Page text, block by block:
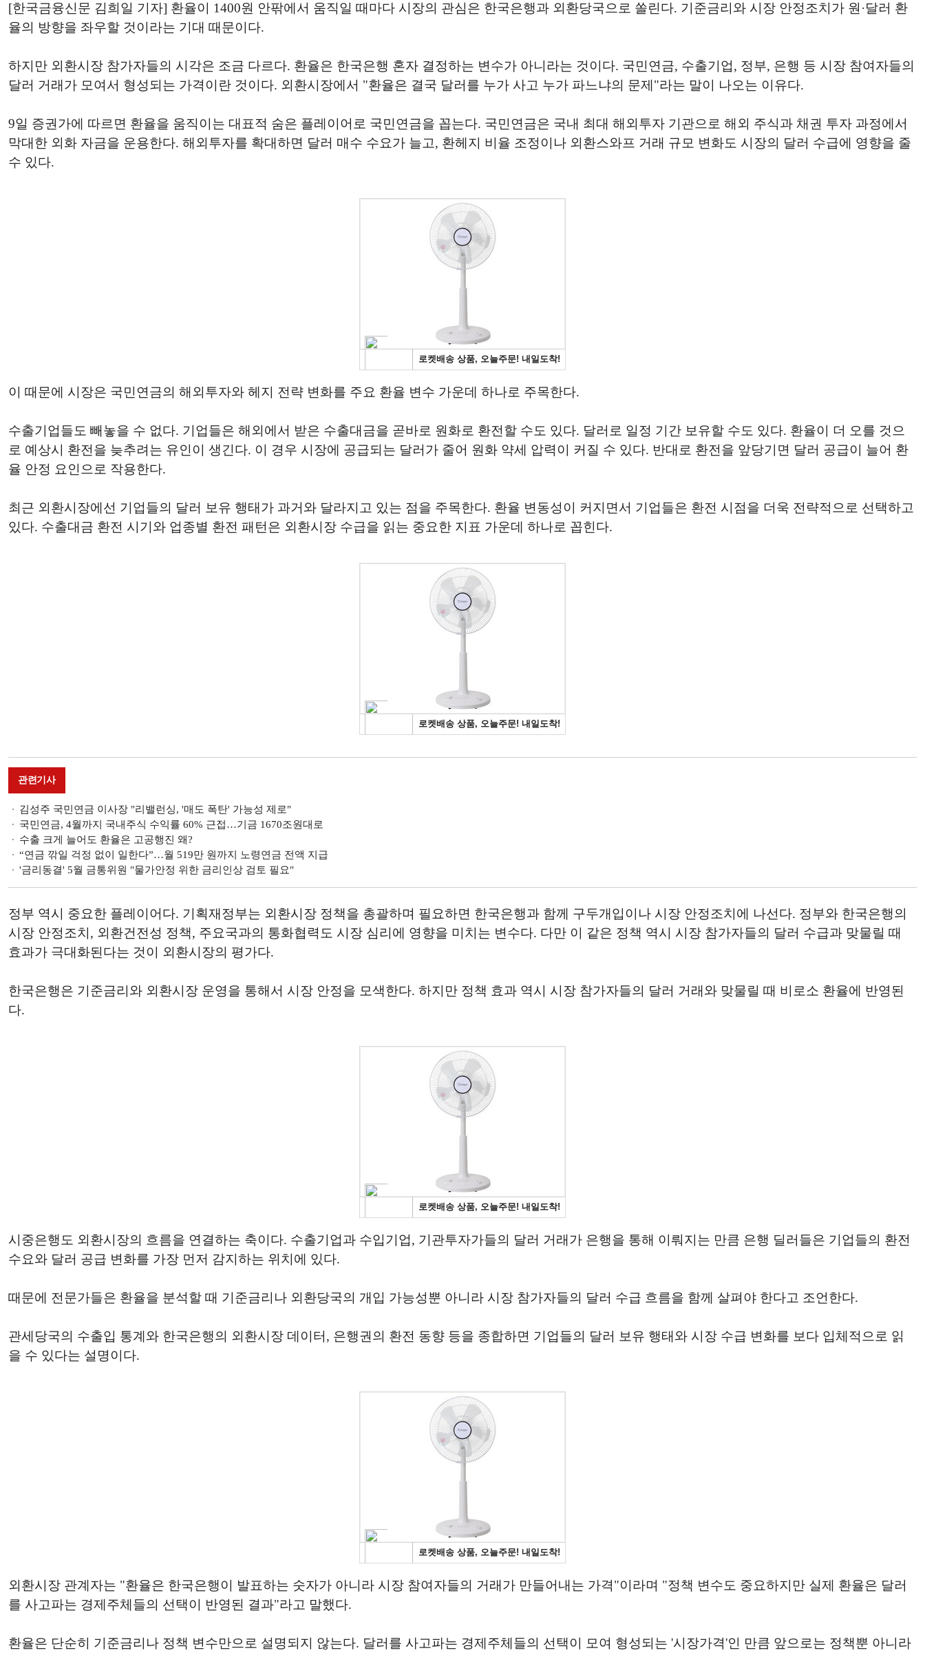
[한국금융신문 김희일 기자] 환율이 1400원 안팎에서 움직일 때마다 시장의 관심은 한국은행과 외환당국으로 쏠린다. 기준금리와 시장 안정조치가 원·달러 환
율의 방향을 좌우할 것이라는 기대 때문이다.
하지만 외환시장 참가자들의 시각은 조금 다르다. 환율은 한국은행 혼자 결정하는 변수가 아니라는 것이다. 국민연금, 수출기업, 정부, 은행 등 시장 참여자들의
달러 거래가 모여서 형성되는 가격이란 것이다. 외환시장에서 "환율은 결국 달러를 누가 사고 누가 파느냐의 문제"라는 말이 나오는 이유다.
9일 증권가에 따르면 환율을 움직이는 대표적 숨은 플레이어로 국민연금을 꼽는다. 국민연금은 국내 최대 해외투자 기관으로 해외 주식과 채권 투자 과정에서
막대한 외화 자금을 운용한다. 해외투자를 확대하면 달러 매수 수요가 늘고, 환헤지 비율 조정이나 외환스와프 거래 규모 변화도 시장의 달러 수급에 영향을 줄
수 있다.
이 때문에 시장은 국민연금의 해외투자와 헤지 전략 변화를 주요 환율 변수 가운데 하나로 주목한다.
수출기업들도 빼놓을 수 없다. 기업들은 해외에서 받은 수출대금을 곧바로 원화로 환전할 수도 있다. 달러로 일정 기간 보유할 수도 있다. 환율이 더 오를 것으
로 예상시 환전을 늦추려는 유인이 생긴다. 이 경우 시장에 공급되는 달러가 줄어 원화 약세 압력이 커질 수 있다. 반대로 환전을 앞당기면 달러 공급이 늘어 환
율 안정 요인으로 작용한다.
최근 외환시장에선 기업들의 달러 보유 행태가 과거와 달라지고 있는 점을 주목한다. 환율 변동성이 커지면서 기업들은 환전 시점을 더욱 전략적으로 선택하고
있다. 수출대금 환전 시기와 업종별 환전 패턴은 외환시장 수급을 읽는 중요한 지표 가운데 하나로 꼽힌다.
관련기사
김성주 국민연금 이사장 "리밸런싱, '매도 폭탄' 가능성 제로"
국민연금, 4월까지 국내주식 수익률 60% 근접…기금 1670조원대로
수출 크게 늘어도 환율은 고공행진 왜?
“연금 깎일 걱정 없이 일한다”…월 519만 원까지 노령연금 전액 지급
'금리동결' 5월 금통위원 "물가안정 위한 금리인상 검토 필요"
정부 역시 중요한 플레이어다. 기획재정부는 외환시장 정책을 총괄하며 필요하면 한국은행과 함께 구두개입이나 시장 안정조치에 나선다. 정부와 한국은행의
시장 안정조치, 외환건전성 정책, 주요국과의 통화협력도 시장 심리에 영향을 미치는 변수다. 다만 이 같은 정책 역시 시장 참가자들의 달러 수급과 맞물릴 때
효과가 극대화된다는 것이 외환시장의 평가다.
한국은행은 기준금리와 외환시장 운영을 통해서 시장 안정을 모색한다. 하지만 정책 효과 역시 시장 참가자들의 달러 거래와 맞물릴 때 비로소 환율에 반영된
다.
시중은행도 외환시장의 흐름을 연결하는 축이다. 수출기업과 수입기업, 기관투자가들의 달러 거래가 은행을 통해 이뤄지는 만큼 은행 딜러들은 기업들의 환전
수요와 달러 공급 변화를 가장 먼저 감지하는 위치에 있다.
때문에 전문가들은 환율을 분석할 때 기준금리나 외환당국의 개입 가능성뿐 아니라 시장 참가자들의 달러 수급 흐름을 함께 살펴야 한다고 조언한다.
관세당국의 수출입 통계와 한국은행의 외환시장 데이터, 은행권의 환전 동향 등을 종합하면 기업들의 달러 보유 행태와 시장 수급 변화를 보다 입체적으로 읽
을 수 있다는 설명이다.
외환시장 관계자는 "환율은 한국은행이 발표하는 숫자가 아니라 시장 참여자들의 거래가 만들어내는 가격"이라며 "정책 변수도 중요하지만 실제 환율은 달러
를 사고파는 경제주체들의 선택이 반영된 결과"라고 말했다.
환율은 단순히 기준금리나 정책 변수만으로 설명되지 않는다. 달러를 사고파는 경제주체들의 선택이 모여 형성되는 '시장가격'인 만큼 앞으로는 정책뿐 아니라